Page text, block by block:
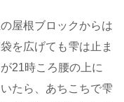
屋根ブロックからは
を広げても雫は止ま
21時ころ腰の上に
たら、あちこちで雫